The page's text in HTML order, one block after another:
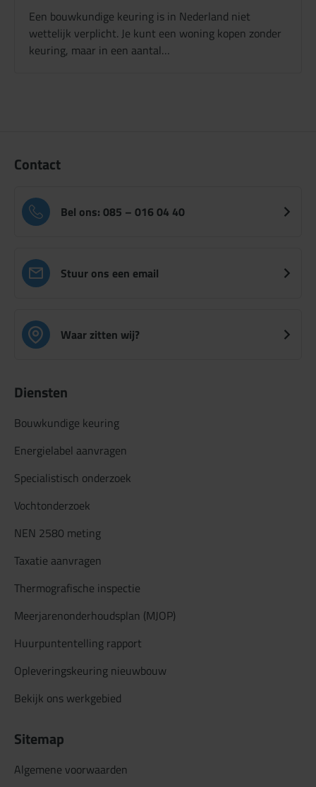
Een bouwkundige keuring is in Nederland niet
wettelijk verplicht. Je kunt een woning kopen zonder
keuring, maar in een aantal…
Contact
Bel ons: 085 – 016 04 40
Stuur ons een email
Waar zitten wij?
Diensten
Bouwkundige keuring
Energielabel aanvragen
Specialistisch onderzoek
Vochtonderzoek
NEN 2580 meting
Taxatie aanvragen
Thermografische inspectie
Meerjarenonderhoudsplan (MJOP)
Huurpuntentelling rapport
Opleveringskeuring nieuwbouw
Bekijk ons werkgebied
Sitemap
Algemene voorwaarden